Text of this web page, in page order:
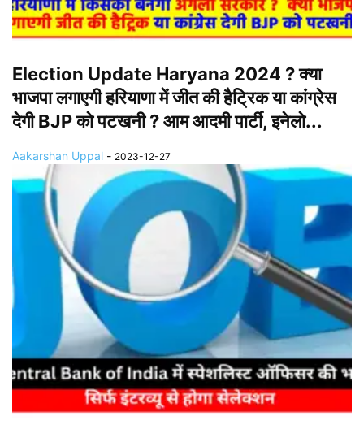
Election Update Haryana 2024 ? क्या
भाजपा लगाएगी हरियाणा में जीत की हैट्रिक या कांग्रेस
देगी BJP को पटखनी ? आम आदमी पार्टी, इनेलो...
Aakarshan Uppal - 2023-12-27